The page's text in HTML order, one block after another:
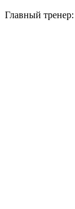
Главный